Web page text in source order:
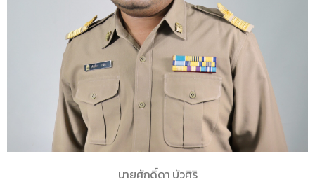
นายศักดิ์ดา บัวศิริ